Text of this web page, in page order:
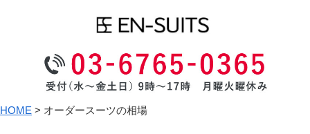
HOME > オーダースーツの相場